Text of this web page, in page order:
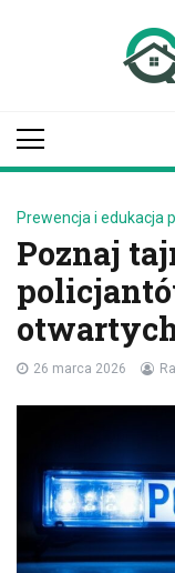
Prewencja i edukacja
Poznaj
26 marca 2026